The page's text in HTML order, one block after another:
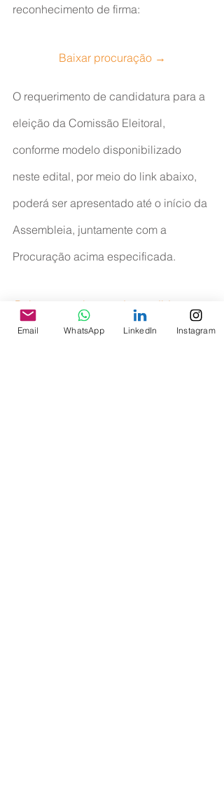
reconhecimento de firma:
Baixar procuração →
O requerimento de candidatura para a
eleição da Comissão Eleitoral,
conforme modelo disponibilizado
neste edital, por meio do link abaixo,
poderá ser apresentado até o início da
Assembleia, juntamente com a
Procuração acima especificada.
Baixar requerimento de candidatura →
Email WhatsApp LinkedIn Instagram